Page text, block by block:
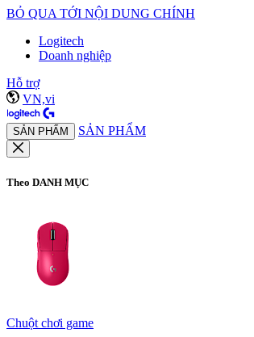
BỎ QUA TỚI NỘI DUNG CHÍNH
Logitech
Doanh nghiệp
Hỗ trợ
VN,vi
SẢN PHẨM SẢN PHẨM
Theo DANH MỤC
Chuột chơi game